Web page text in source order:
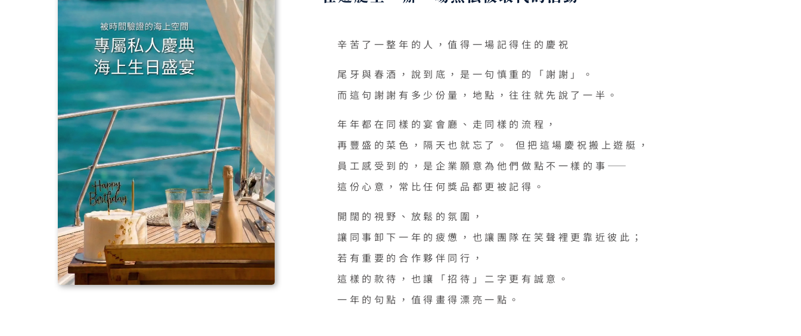
辛苦了一整年的人，值得一場記得住的慶祝
尾牙與春酒，說到底，是一句慎重的「謝謝」。
而這句謝謝有多少份量，地點，往往就先說了一半。
年年都在同樣的宴會廳、走同樣的流程，
再豐盛的菜色，隔天也就忘了。 但把這場慶祝搬上遊艇，
員工感受到的，是企業願意為他們做點不一樣的事——
這份心意，常比任何獎品都更被記得。
開闊的視野、放鬆的氛圍，
讓同事卸下一年的疲憊，也讓團隊在笑聲裡更靠近彼此；
若有重要的合作夥伴同行，
這樣的款待，也讓「招待」二字更有誠意。
一年的句點，值得畫得漂亮一點。